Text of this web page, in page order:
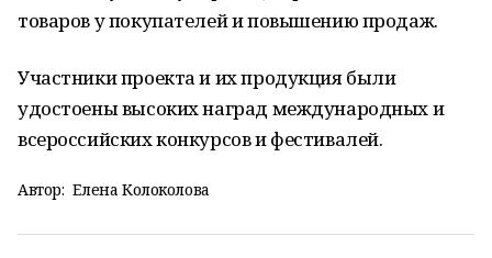
товаров у покупателей и повышению продаж.
Участники проекта и их продукция были
удостоены высоких наград международных и
всероссийских конкурсов и фестивалей.
Автор: Елена Колоколова